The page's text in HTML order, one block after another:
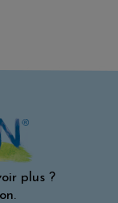
plus ?